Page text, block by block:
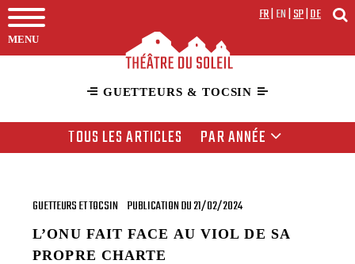
MENU
FR|EN|SP|DE
GUETTEURS & TOCSIN
TOUS LES ARTICLES PAR ANNÉE
GUETTEURS ET TOCSIN PUBLICATION DU 21/02/2024
L’ONU FAIT FACE AU VIOL DE SA
PROPRE CHARTE